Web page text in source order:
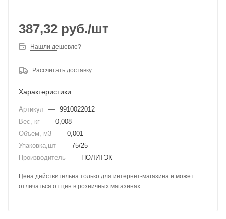
387,32 руб./шт
Нашли дешевле?
Рассчитать доставку
Характеристики
Артикул — 9910022012
Вес, кг — 0,008
Объем, м3 — 0,001
Упаковка,шт — 75/25
Производитель
— ПОЛИТЭК
Цена действительна только для интернет-магазина и может
отличаться от цен в розничных магазинах